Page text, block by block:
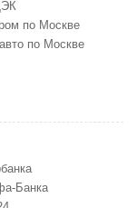
по Москве
по Москве
Банка